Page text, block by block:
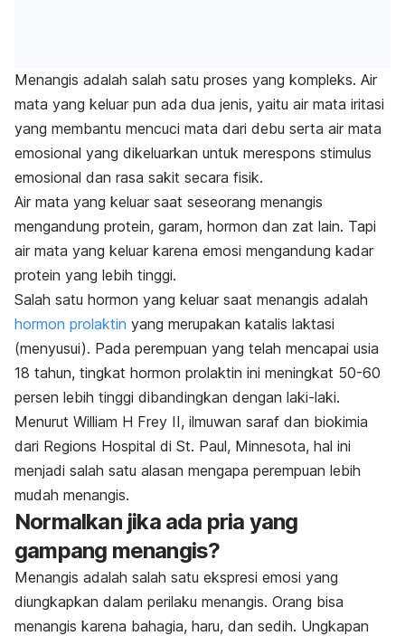
Menangis adalah salah satu proses yang kompleks. Air
mata yang keluar pun ada dua jenis, yaitu air mata iritasi
yang membantu mencuci mata dari debu serta air mata
emosional yang dikeluarkan untuk merespons stimulus
emosional dan rasa sakit secara fisik.
Air mata yang keluar saat seseorang menangis
mengandung protein, garam, hormon dan zat lain. Tapi
air mata yang keluar karena emosi mengandung kadar
protein yang lebih tinggi.
Salah satu hormon yang keluar saat menangis adalah
hormon prolaktin yang merupakan katalis laktasi
(menyusui). Pada perempuan yang telah mencapai usia
18 tahun, tingkat hormon prolaktin ini meningkat 50-60
persen lebih tinggi dibandingkan dengan laki-laki.
Menurut William H Frey II, ilmuwan saraf dan biokimia
dari Regions Hospital di St. Paul, Minnesota, hal ini
menjadi salah satu alasan mengapa perempuan lebih
mudah menangis.
Normalkan jika ada pria yang
gampang menangis?
Menangis adalah salah satu ekspresi emosi yang
diungkapkan dalam perilaku menangis. Orang bisa
menangis karena bahagia, haru, dan sedih. Ungkapan